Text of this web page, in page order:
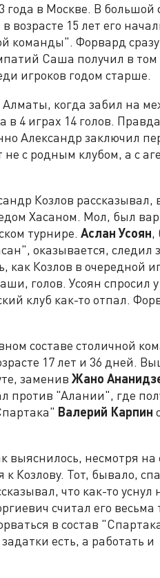
года в Москве. В
15 лет его
команды". Форвард
Саша получил в том
игроков годом старше.
Алматы, когда забил на
в 4 играх 14 голов.
Александр заключил
не с родным клубом, а с
Козлов рассказывал,
Хасаном. Мол, был
турнире. Аслан Усоян,
оказывается, следил
как Козлов в очередной
голов. Усоян спросил у
клуб как-то отпал.
составе столичной
17 лет и 36 дней.
заменив Жано
против "Алании", где
Валерий Карпин
несмотря на
Козлову. Тот, бывало,
что как-то уснул
считал его
в состав
задатки есть, а работать и